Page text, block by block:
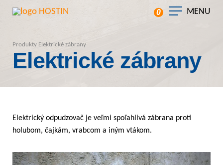
0 MENU
Produkty Elektrické zábrany
Elektrické zábrany
Elektrický odpudzovač je veľmi spoľahlivá zábrana proti
holubom, čajkám, vrabcom a iným vtákom.